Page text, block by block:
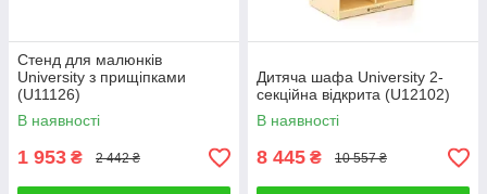
Стенд для малюнків
University з прищіпками
(U11126)
В наявності
1 953 ₴ 2 442 ₴
Дитяча шафа University 2-
секційна відкрита (U12102)
В наявності
8 445 ₴ 10 557 ₴